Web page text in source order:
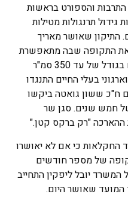
התרבות והספורט בראשות
גידול תרנגולות מטילות
התיקון שאושר מאריך
שנתיים (עד 30.3.2027) את התקופה שבה מתאפשרת
החזקת תרנגולות מטילות בכלובים בגודל של עד 350 סמ"ר
בעלי החיים התנגדו
ח"כ ששון גואטה ביקשו
חמש שנים. סגן שר
"רק ברקס קטן."
החקלאות כי אם לא יאושרו
של מספר חודשים
יובל ליפקין התחייב
שאושר היום.